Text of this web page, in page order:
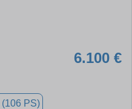
6.100 €
PS)